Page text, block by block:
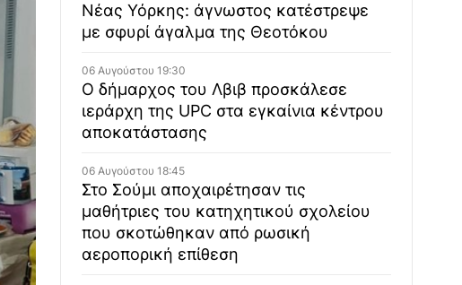
Νέας Υόρκης: άγνωστος κατέστρεψε
με σφυρί άγαλμα της Θεοτόκου
06 Αυγούστου 19:30
Ο δήμαρχος του Λβιβ προσκάλεσε
ιεράρχη της UPC στα εγκαίνια κέντρου
αποκατάστασης
06 Αυγούστου 18:45
Στο Σούμι αποχαιρέτησαν τις
μαθήτριες του κατηχητικού σχολείου
που σκοτώθηκαν από ρωσική
αεροπορική επίθεση